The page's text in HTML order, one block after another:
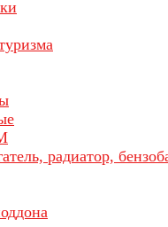
радиатор,